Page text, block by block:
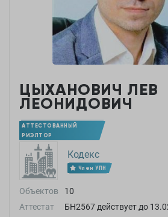
ЦЫХАНОВИЧ ЛЕВ
ЛЕОНИДОВИЧ
АТТЕСТОВАННЫЙ
РИЭЛТОР
Кодекс
Член УПН
Объектов
10
Аттестат
БН2567 действует до